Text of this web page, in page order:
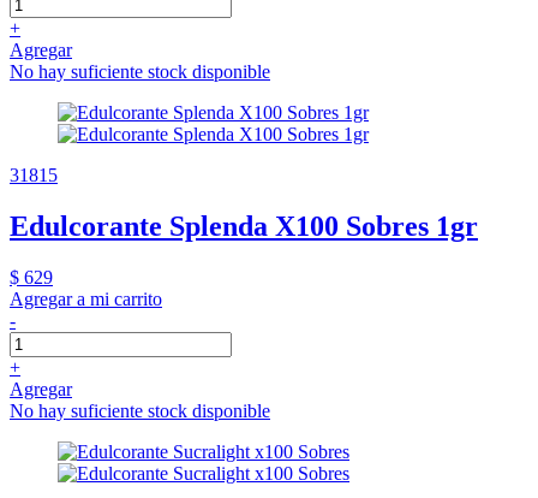
+
Agregar
No hay suficiente stock disponible
31815
Edulcorante Splenda X100 Sobres 1gr
$ 629
Agregar a mi carrito
-
+
Agregar
No hay suficiente stock disponible